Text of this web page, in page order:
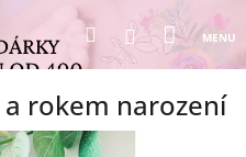
HledatPřihlášení
košík
rokem narození